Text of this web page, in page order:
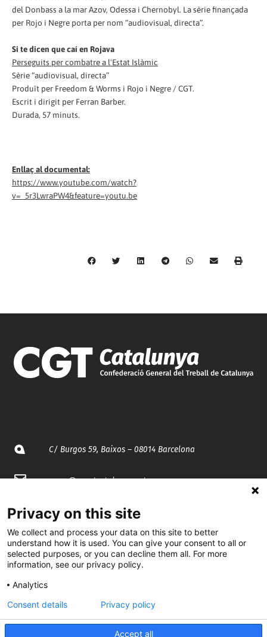
del Donbass a la mar Azov, Odessa i Chernobyl. La sèrie finançada
per Rojo i Negre porta per nom “audiovisual, directa”.
Si te dicen que caí en Rojava
Perseguits per combatre a l'Estat Islàmic
Sèrie “audiovisual, directa”
Produït per Freedom & Worms i Rojo i Negre / CGT.
Escrit i dirigit per Ferran Barber.
Durada, 57 minuts.
Enllaç al documental:
https://www.youtube.com/watch?
v=_5r3LwraPW4&feature=youtu.be
C/ Burgos 59, Baixos – 08014 Barcelona
spccc@spcgtcatalunya.cat
935 120 481
@CGTCatalunya
cgtcatalunya
CGTCatalunya
Privacy on this site
We collect and process your data on this site to better
understand how it is used. You can give your consent to all or
selected purposes, or you can decline them all. For more
information, see our privacy policy.
Analytics
Accept all
Consent details Privacy policy